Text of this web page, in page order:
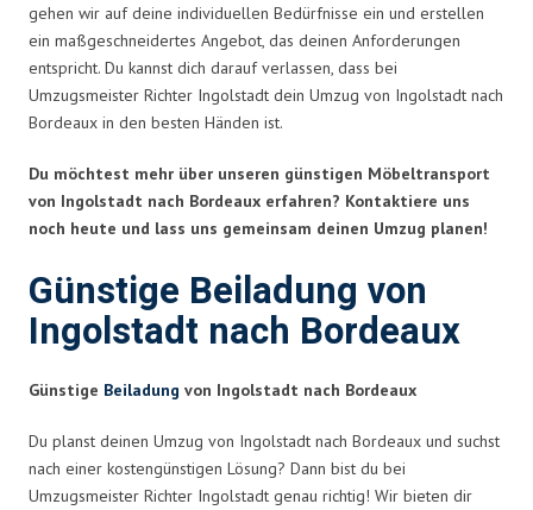
gehen wir auf deine individuellen Bedürfnisse ein und erstellen
ein maßgeschneidertes Angebot, das deinen Anforderungen
entspricht. Du kannst dich darauf verlassen, dass bei
Umzugsmeister Richter Ingolstadt dein Umzug von Ingolstadt nach
Bordeaux in den besten Händen ist.
Du möchtest mehr über unseren günstigen Möbeltransport
von Ingolstadt nach Bordeaux erfahren? Kontaktiere uns
noch heute und lass uns gemeinsam deinen Umzug planen!
Günstige Beiladung von
Ingolstadt nach Bordeaux
Günstige Beiladung von Ingolstadt nach Bordeaux
Du planst deinen Umzug von Ingolstadt nach Bordeaux und suchst
nach einer kostengünstigen Lösung? Dann bist du bei
Umzugsmeister Richter Ingolstadt genau richtig! Wir bieten dir